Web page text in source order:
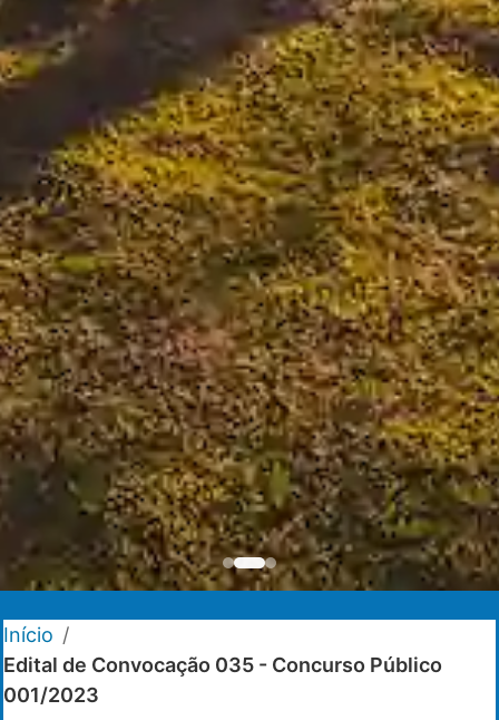
Início /
Edital de Convocação 035 - Concurso Público
001/2023